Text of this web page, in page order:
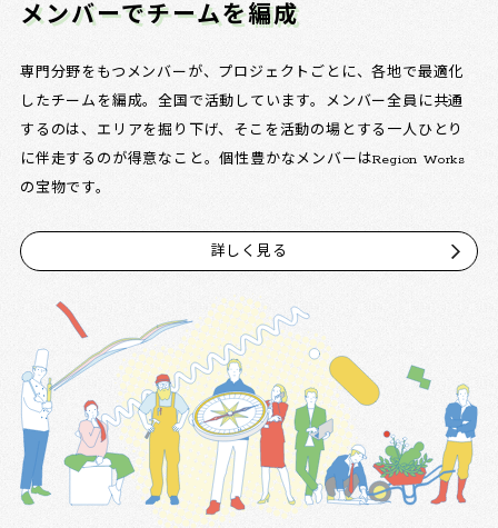
メンバーでチームを編成
専門分野をもつメンバーが、プロジェクトごとに、各地で最適化
したチームを編成。全国で活動しています。メンバー全員に共通
するのは、エリアを掘り下げ、そこを活動の場とする一人ひとり
に伴走するのが得意なこと。個性豊かなメンバーはRegion Works
の宝物です。
詳しく見る